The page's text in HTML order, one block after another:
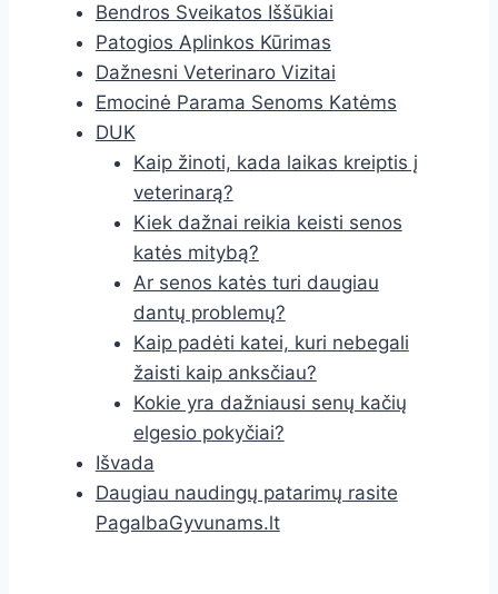
Bendros Sveikatos Iššūkiai
Patogios Aplinkos Kūrimas
Dažnesni Veterinaro Vizitai
Emocinė Parama Senoms Katėms
DUK
Kaip žinoti, kada laikas kreiptis į
veterinarą?
Kiek dažnai reikia keisti senos
katės mitybą?
Ar senos katės turi daugiau
dantų problemų?
Kaip padėti katei, kuri nebegali
žaisti kaip anksčiau?
Kokie yra dažniausi senų kačių
elgesio pokyčiai?
Išvada
Daugiau naudingų patarimų rasite
PagalbaGyvunams.lt